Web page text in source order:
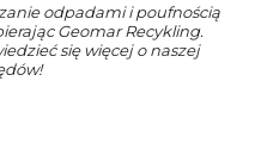
odpadami i poufnością
Geomar Recykling.
się więcej o naszej